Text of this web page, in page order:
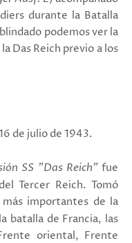
durante la Batalla
podemos ver la
Das Reich previo a los
de julio de 1943.
SS "Das Reich"fue
Tercer Reich. Tomó
importantes de la
batalla de Francia, las
oriental, Frente